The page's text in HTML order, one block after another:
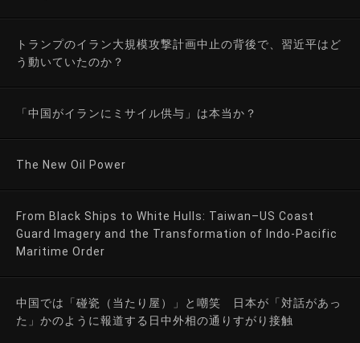
トランプのイラン大規模攻撃計画中止の背後で、習近平はど
う動いていたのか？
「中国がイランにミサイル供与」は本当か？
The New Oil Power
From Black Ships to White Hulls: Taiwan–US Coast
Guard Imagery and the Transformation of Indo-Pacific
Maritime Order
中国では「碰瓷（当たり屋）」と嘲笑 日本が「対話があっ
た」かのように報道する日中外相の通りすがり接触